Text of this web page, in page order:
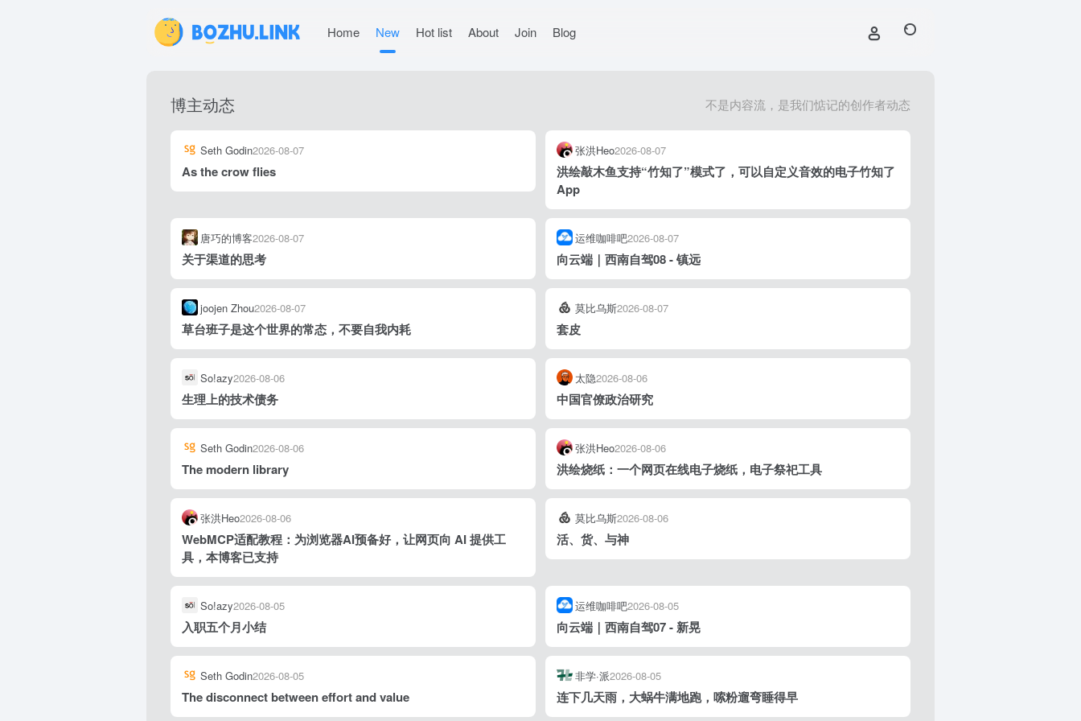
Home New Hot list About Join Blog
博主动态 不是内容流，是我们惦记的创作者动态
Seth Godin2026-08-07
As the crow flies
张洪Heo2026-08-07
洪绘敲木鱼支持“竹知了”模式了，可以自定义音效的电子竹知了
App
唐巧的博客2026-08-07
关于渠道的思考
运维咖啡吧2026-08-07
向云端｜西南自驾08 - 镇远
joojen Zhou2026-08-07
草台班子是这个世界的常态，不要自我内耗
莫比乌斯2026-08-07
套皮
So!azy2026-08-06
生理上的技术债务
太隐2026-08-06
中国官僚政治研究
Seth Godin2026-08-06
The modern library
张洪Heo2026-08-06
洪绘烧纸：一个网页在线电子烧纸，电子祭祀工具
张洪Heo2026-08-06
WebMCP适配教程：为浏览器AI预备好，让网页向 AI 提供工
具，本博客已支持
莫比乌斯2026-08-06
活、货、与神
So!azy2026-08-05
入职五个月小结
运维咖啡吧2026-08-05
向云端｜西南自驾07 - 新晃
Seth Godin2026-08-05
The disconnect between effort and value
非学·派2026-08-05
连下几天雨，大蜗牛满地跑，嗦粉遛弯睡得早